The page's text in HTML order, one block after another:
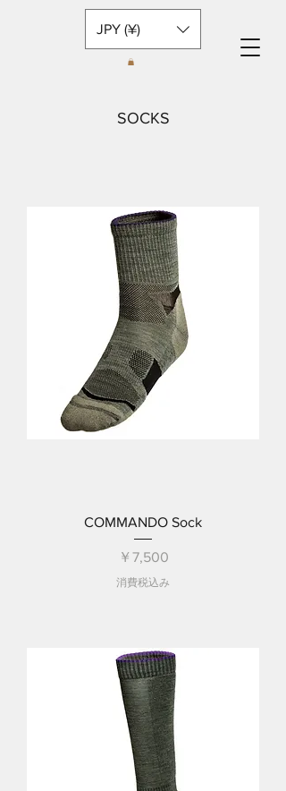
JPY (¥)
SOCKS
COMMANDO Sock
価格
￥7,500
消費税込み